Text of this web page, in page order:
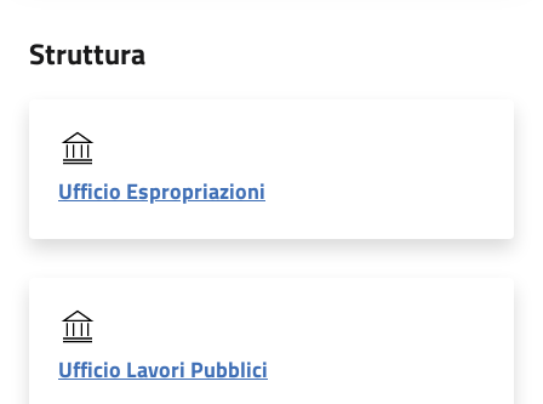
Struttura
Ufficio Espropriazioni
Ufficio Lavori Pubblici